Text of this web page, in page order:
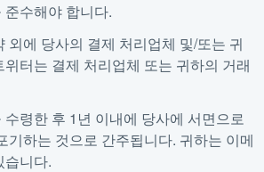
수해야 합니다.
에 당사의 결제 처리업체 및/또는 귀
터는 결제 처리업체 또는 귀하의 거래
령한 후 1년 이내에 당사에 서면으로
하는 것으로 간주됩니다. 귀하는 이메
습니다.